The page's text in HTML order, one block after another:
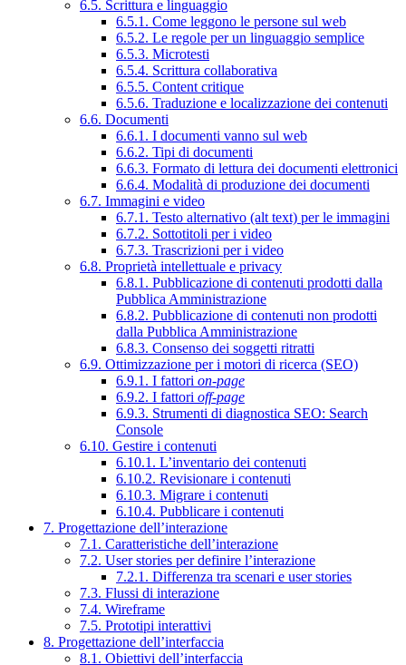
6.5. Scrittura e linguaggio
6.5.1. Come leggono le persone sul web
6.5.2. Le regole per un linguaggio semplice
6.5.3. Microtesti
6.5.4. Scrittura collaborativa
6.5.5. Content critique
6.5.6. Traduzione e localizzazione dei contenuti
6.6. Documenti
6.6.1. I documenti vanno sul web
6.6.2. Tipi di documenti
6.6.3. Formato di lettura dei documenti elettronici
6.6.4. Modalità di produzione dei documenti
6.7. Immagini e video
6.7.1. Testo alternativo (alt text) per le immagini
6.7.2. Sottotitoli per i video
6.7.3. Trascrizioni per i video
6.8. Proprietà intellettuale e privacy
6.8.1. Pubblicazione di contenuti prodotti dalla
Pubblica Amministrazione
6.8.2. Pubblicazione di contenuti non prodotti
dalla Pubblica Amministrazione
6.8.3. Consenso dei soggetti ritratti
6.9. Ottimizzazione per i motori di ricerca (SEO)
6.9.1. I fattori on-page
6.9.2. I fattori off-page
6.9.3. Strumenti di diagnostica SEO: Search
Console
6.10. Gestire i contenuti
6.10.1. L’inventario dei contenuti
6.10.2. Revisionare i contenuti
6.10.3. Migrare i contenuti
6.10.4. Pubblicare i contenuti
7. Progettazione dell’interazione
7.1. Caratteristiche dell’interazione
7.2. User stories per definire l’interazione
7.2.1. Differenza tra scenari e user stories
7.3. Flussi di interazione
7.4. Wireframe
7.5. Prototipi interattivi
8. Progettazione dell’interfaccia
8.1. Obiettivi dell’interfaccia